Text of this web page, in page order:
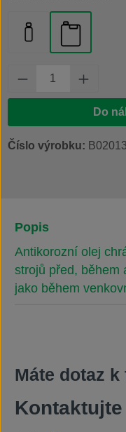
lahvička 500 ml
Množství
Do
Číslo výrobku: B02013
Popis
Antikorozní olej
strojů před, během
jako během
Máte dotaz